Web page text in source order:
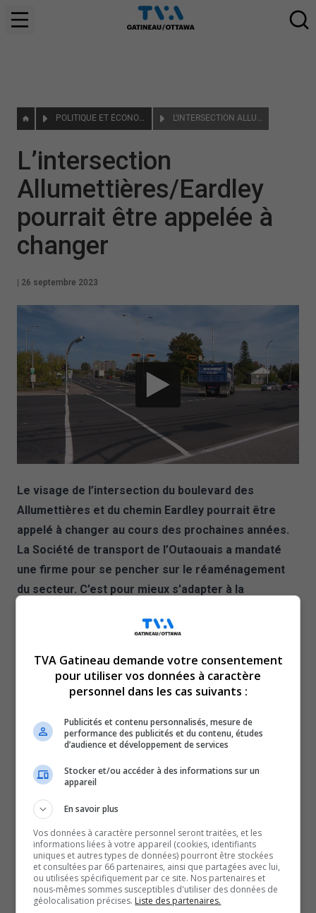
POLITIQUE ET ÉCONOMIE L’INTERSECTION ALLUMETTIÈRES/EARDLEY POURRAIT ÊTRE APPELÉE À CHANGER
L’intersection
Allumettières/Eardley
pourrait être appelée à
changer
26 septembre 2023
Le visage de l’intersection du boulevard des
Allumettières et du chemin Eardley pourrait être
appelé à changer au cours des prochaines années.
La Société de transport de l’Outaouais a mandaté
une firme pour se pencher sur le réaménagement
du secteur. C’est pour mieux s’adapter à la
La STO prévoit que le secteur de l’intersection du
appelé à devenir une zone à mobilité très dense avec le
projet du futur tramway, les voitures, les autobus et le
Services EXP pour collecter des données qui seraient
nécessaires au démarrages des études d’avant-projet
concernant cette intersection
Il faut toutefois souligner qu’on en est vraiment au
balbutiement du projet avec l’octroi de ce contrat de 90
000 $.
La STO estime que « le fort développement immobilier
prévu viendra accroître la densité du secteur, il faut donc
adresser en amont des études à venir, pour pouvoir
identifier les enjeux de déplacements et proposer des
TVA Gatineau demande votre consentement
pour utiliser vos données à caractère
personnel dans les cas suivants :
Publicités et contenu personnalisés, mesure de
performance des publicités et du contenu, études
d’audience et développement de services
Stocker et/ou accéder à des informations sur un
appareil
En savoir plus
Vos données à caractère personnel seront traitées, et les
informations liées à votre appareil (cookies, identifiants
uniques et autres types de données) pourront être stockées
et consultées par 66 partenaires, ainsi que partagées avec lui,
ou utilisées spécifiquement par ce site. Nos partenaires et
nous-mêmes sommes susceptibles d'utiliser des données de
géolocalisation précises. Liste des partenaires.